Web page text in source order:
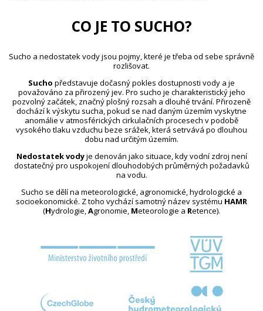
CO JE TO SUCHO?
Sucho a nedostatek vody jsou pojmy, které je třeba od sebe správně
rozlišovat.
Sucho představuje dočasný pokles dostupnosti vody a je
považováno za přirozený jev. Pro sucho je charakteristický jeho
pozvolný začátek, značný plošný rozsah a dlouhé trvání. Přirozeně
dochází k výskytu sucha, pokud se nad daným územím vyskytne
anomálie v atmosférických cirkulačních procesech v podobě
vysokého tlaku vzduchu beze srážek, která setrvává po dlouhou
dobu nad určitým územím.
Nedostatek vodyje definován jako situace, kdy vodní zdroj není
dostatečný pro uspokojení dlouhodobých průměrných požadavků
na vodu.
Sucho se dělí na meteorologické, agronomické, hydrologické a
socioekonomické. Z toho vychází samotný název systému HAMR
(Hydrologie,Agronomie, Meteorologie a Retence).